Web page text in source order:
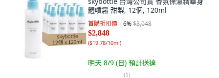
體噴霧 甜梨, 12個, 120ml
首購折扣價 6%$3,048
$2,848
($19.78/10ml)
明天 8/9 (日) 預計送達
(1)